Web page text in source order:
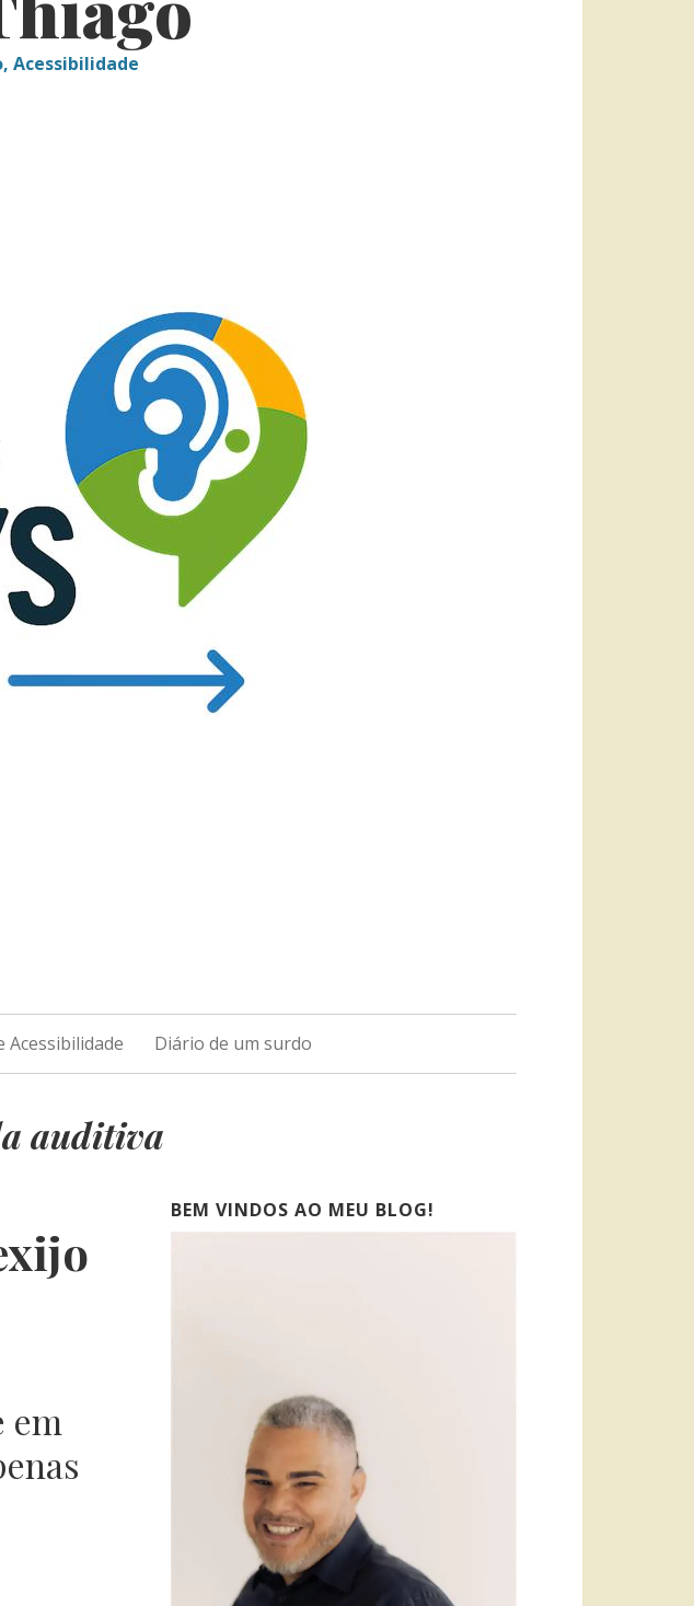
Acessibilidade
Acessibilidade Diário de um surdo
auditiva
em
BEM VINDOS AO MEU BLOG!